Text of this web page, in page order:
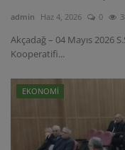
admin Haz 4, 2026 0
Akçadağ – 04 Mayıs 2026
Kooperatifi...
EKONOMİ